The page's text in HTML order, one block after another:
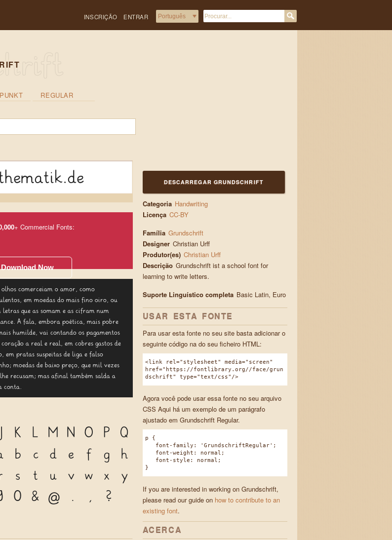
INSCRIÇÃO ENTRAR
PUNKT REGULAR
+ Commercial Fonts:
Download Now
olhos comerceiam o amor, como
em moedas do mais fino oiro, ou
letras que as somam e as cifram num
A fala, embora poética, mais pobre
humilde, vai contando os pagamentos
coração a real e real, em cobres gastos de
em pratas suspeitas de liga e falso
moedas de baixo preço, que mil vezes
recusam; mas afinal também salda a
conta.
J K L M N O P
Q
b c d e f g
h
s t u v w x
y
0 & @ . ,
?
DESCARREGAR GRUNDSCHRIFT
Categoria Handwriting
Licença CC-BY
Família Grundschrift
Designer Christian Urff
Produtor(es) Christian Urff
Descrição Grundschrift ist a school font for
learning to write letters.
Suporte Linguístico completa Basic Latin, Euro
USAR ESTA FONTE
Para usar esta fonte no seu site basta adicionar o
seguinte código na do seu ficheiro HTML:
<link rel="stylesheet" media="screen"
href="https://fontlibrary.org//face/grun
dschrift" type="text/css"/>
Agora você pode usar essa fonte no seu arquivo
CSS Aqui há um exemplo de um parágrafo
ajustado em Grundschrift Regular.
p {
font-family: 'GrundschriftRegular';
font-weight: normal;
font-style: normal;
}
If you are interested in working on Grundschrift,
please read our guide on how to contribute to an
existing font.
ACERCA